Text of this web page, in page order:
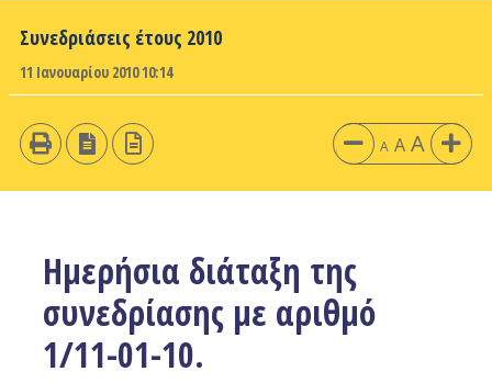
Συνεδριάσεις έτους 2010
11 Ιανουαρίου 2010 10:14
A A A
Ημερήσια διάταξη της
συνεδρίασης με αριθμό
1/11-01-10.